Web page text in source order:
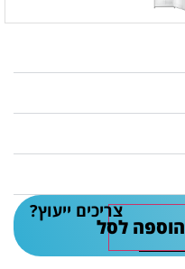
הוספה לסל
צריכים ייעוץ?